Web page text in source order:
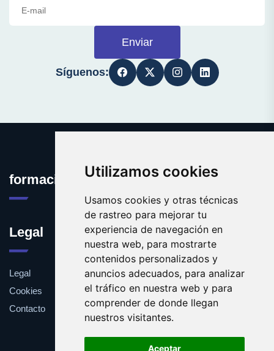
Utilizamos cookies
Usamos cookies y otras técnicas
de rastreo para mejorar tu
experiencia de navegación en
nuestra web, para mostrarte
contenidos personalizados y
anuncios adecuados, para analizar
el tráfico en nuestra web y para
comprender de donde llegan
nuestros visitantes.
Aceptar
Enviar
Síguenos:
formacioninformatica.es
Legal
Legal
Cookies
Contacto